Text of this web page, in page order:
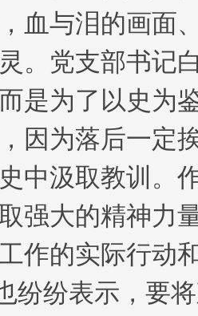
血与泪的画面
。党支部书记
是为了以史为
因为落后一定
中汲取教训。
强大的精神力
作的实际行动
纷纷表示，要